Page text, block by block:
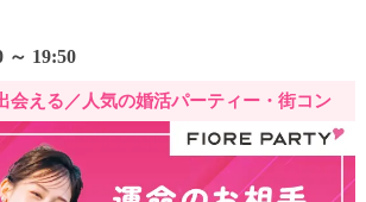
～ 19:50
会える／人気の婚活パーティー・街コン